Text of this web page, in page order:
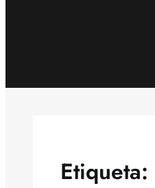
Etiqueta: